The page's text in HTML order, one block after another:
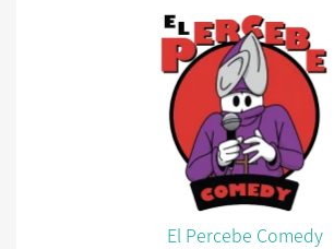
El Percebe Comedy